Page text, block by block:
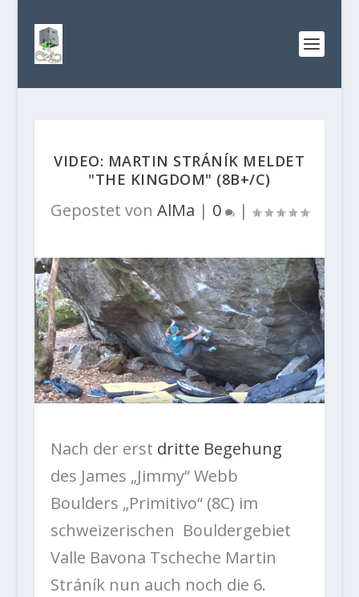
VIDEO: MARTIN STRÁNÍK MELDET
"THE KINGDOM" (8B+/C)
Gepostet von AlMa | 0 |
Nach der erst dritte Begehung
des James „Jimmy“ Webb
Boulders „Primitivo“ (8C) im
schweizerischen Bouldergebiet
Valle Bavona Tscheche Martin
Stráník nun auch noch die 6.